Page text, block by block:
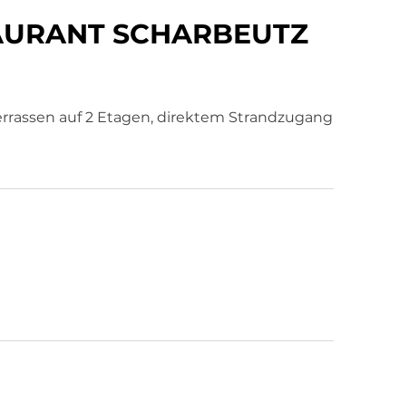
SCHARBEUTZ
auf 2 Etagen, direktem Strandzugang